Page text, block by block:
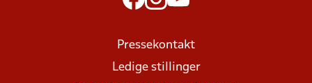
Pressekontakt
Ledige stillinger